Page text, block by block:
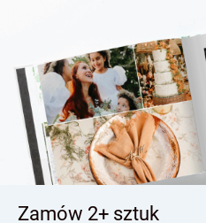
Zamów 2+ sztuk